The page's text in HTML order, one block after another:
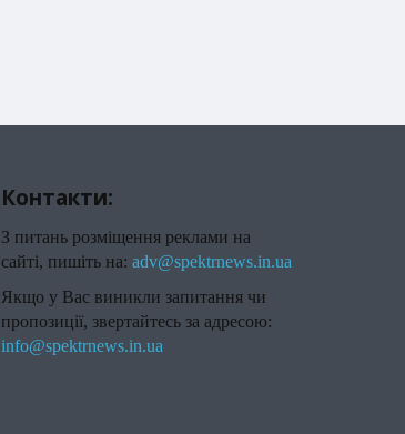
Контакти:
З питань розміщення реклами на
сайті, пишіть на: adv@spektrnews.in.ua
Якщо у Вас виникли запитання чи
пропозиції, звертайтесь за адресою:
info@spektrnews.in.ua